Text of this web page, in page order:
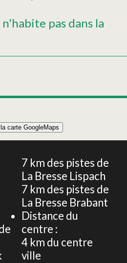
pas dans la
itude - Calme et vue
carte GoogleMaps
7 km des pistes de
La Bresse Lispach
7 km des pistes de
La Bresse Brabant
Distance du
centre :
4 km du centre
ville